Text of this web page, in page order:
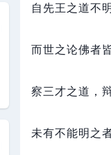
自先王之道不
而世之论佛者
察三才之道，
未有不能明之